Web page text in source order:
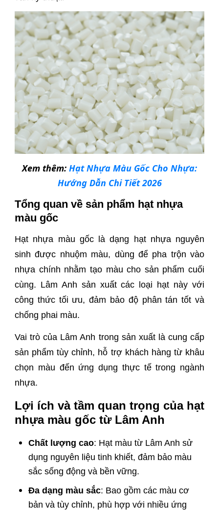
Xem thêm: Hạt Nhựa Màu Gốc Cho Nhựa:
Hướng Dẫn Chi Tiết 2026
Tổng quan về sản phẩm hạt nhựa
màu gốc
Hạt nhựa màu gốc là dạng hạt nhựa nguyên
sinh được nhuộm màu, dùng để pha trộn vào
nhựa chính nhằm tạo màu cho sản phẩm cuối
cùng. Lâm Anh sản xuất các loại hạt này với
công thức tối ưu, đảm bảo độ phân tán tốt và
chống phai màu.
Vai trò của Lâm Anh trong sản xuất là cung cấp
sản phẩm tùy chỉnh, hỗ trợ khách hàng từ khâu
chọn màu đến ứng dụng thực tế trong ngành
nhựa.
Lợi ích và tầm quan trọng của hạt
nhựa màu gốc từ Lâm Anh
Chất lượng cao: Hạt màu từ Lâm Anh sử
dụng nguyên liệu tinh khiết, đảm bảo màu
sắc sống động và bền vững.
Đa dạng màu sắc: Bao gồm các màu cơ
bản và tùy chỉnh, phù hợp với nhiều ứng